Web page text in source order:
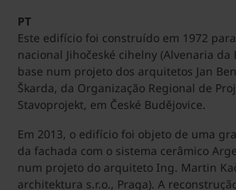
PT
Este edifício foi construído em 1972
nacional Jihočeské cihelny (Alvenaria da
base num projeto dos arquitetos Jan
Škarda, da Organização Regional de
Stavoprojekt, em České Budějovice.
Em 2013, o edifício foi objeto de uma
da fachada com o sistema cerâmico
num projeto do arquiteto Ing. Martin
architektura s.r.o., Praga). A